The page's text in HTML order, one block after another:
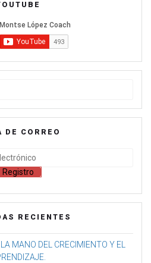
DE CORREO
RECIENTES
MANO DEL CRECIMIENTO Y EL